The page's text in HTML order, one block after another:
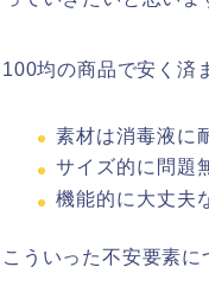
100均の商品で安く済
素材は消毒液に
サイズ的に問題
機能的に大丈夫
こういった不安要素に